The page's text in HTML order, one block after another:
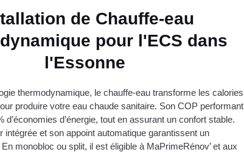
de Chauffe-eau
pour l'ECS dans
l'Essonne​
thermodynamique, le chauffe-eau transforme les calories
produire votre eau chaude sanitaire. Son COP performant
d’économies d’énergie, tout en assurant un confort stable.
intégrée et son appoint automatique garantissent un
monobloc ou split, il est éligible à MaPrimeRénov’ et aux